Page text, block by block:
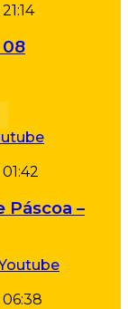
21:14
01:42
–
06:38